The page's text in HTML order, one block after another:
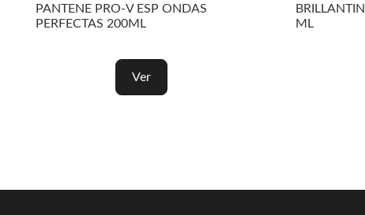
250ML NELLY CERA FIJACION MATE N.4